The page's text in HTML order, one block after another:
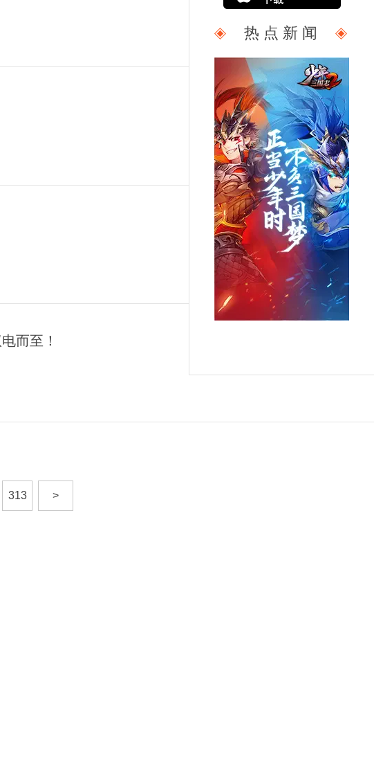
而至！
313 >
热 点 新 闻